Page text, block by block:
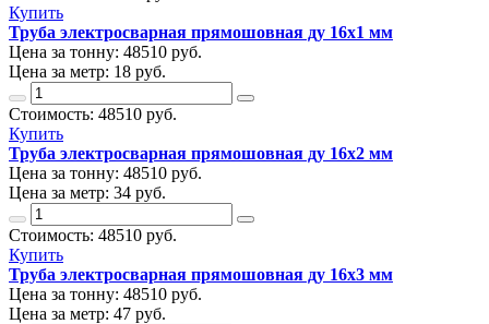
Купить
Труба электросварная прямошовная ду 16х1 мм
Цена за тонну: 48510 руб.
Цена за метр: 18 руб.
Стоимость: 48510 руб.
Купить
Труба электросварная прямошовная ду 16х2 мм
Цена за тонну: 48510 руб.
Цена за метр: 34 руб.
Стоимость: 48510 руб.
Купить
Труба электросварная прямошовная ду 16х3 мм
Цена за тонну: 48510 руб.
Цена за метр: 47 руб.